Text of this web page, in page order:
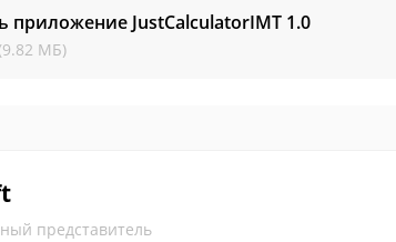
приложение JustCalculatorIMT 1.0
МБ)
представитель